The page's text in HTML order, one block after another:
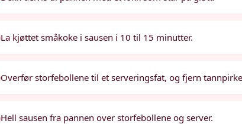
La kjøttet småkoke i sausen i 10 til 15 minutter.
Overfør storfebollene til et serveringsfat, og fjern
Hell sausen fra pannen over storfebollene og server.